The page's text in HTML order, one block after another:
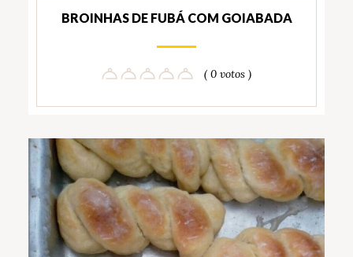
BROINHAS DE FUBÁ COM GOIABADA
( 0 votos )